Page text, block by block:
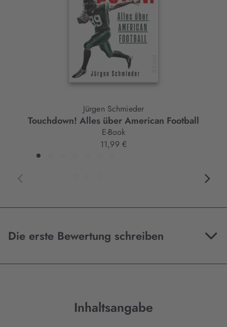
Jürgen Schmieder
Touchdown! Alles über American Football
E-Book
11,99 €
Die erste Bewertung schreiben
Inhaltsangabe